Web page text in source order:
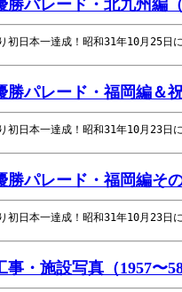
勝パレード・北九州編
初日本一達成！昭和31年10月25
勝パレード・福岡編＆
初日本一達成！昭和31年10月23
勝パレード・福岡編そ
初日本一達成！昭和31年10月23日
事・施設写真（1957〜